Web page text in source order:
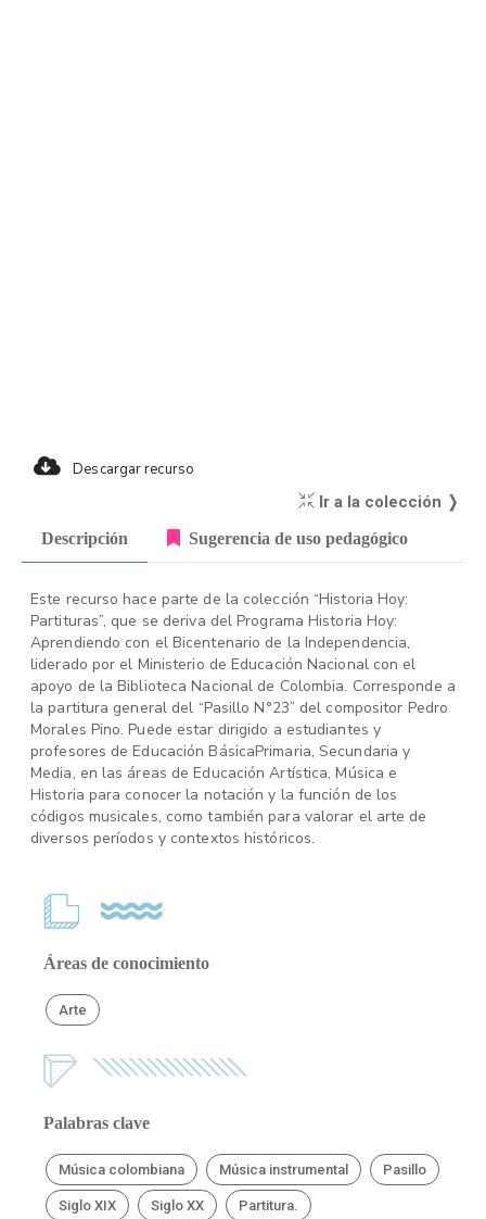
Descargar recurso
Ir a la colección ❭
Descripción Sugerencia de uso pedagógico
Este recurso hace parte de la colección “Historia Hoy:
Partituras”, que se deriva del Programa Historia Hoy:
Aprendiendo con el Bicentenario de la Independencia,
liderado por el Ministerio de Educación Nacional con el
apoyo de la Biblioteca Nacional de Colombia. Corresponde a
la partitura general del “Pasillo N°23” del compositor Pedro
Morales Pino. Puede estar dirigido a estudiantes y
profesores de Educación BásicaPrimaria, Secundaria y
Media, en las áreas de Educación Artística, Música e
Historia para conocer la notación y la función de los
códigos musicales, como también para valorar el arte de
diversos períodos y contextos históricos.
Áreas de conocimiento
Arte
Palabras clave
Música colombiana Música instrumental Pasillo
Siglo XIX Siglo XX Partitura.